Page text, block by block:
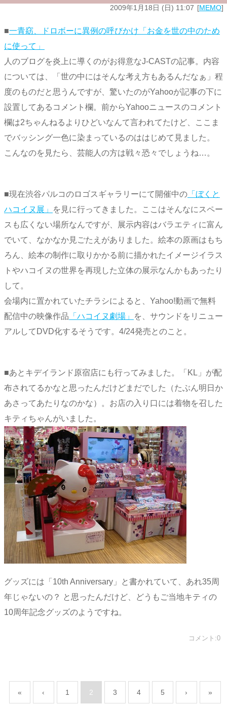
2009年1月18日 (日) 11:07 MEMO
■一青窈、ドロボーに異例の呼びかけ「お金を世の中のため
に使って」
人のブログを炎上に導くのがお得意なJ-CASTの記事。内容
については、「世の中にはそんな考え方もあるんだなぁ」程
度のものだと思うんですが、驚いたのがYahooが記事の下に
設置してあるコメント欄。前からYahooニュースのコメント
欄は2ちゃんねるよりひどいなんて言われてたけど、ここま
でバッシング一色に染まっているのははじめて見ました。
こんなのを見たら、芸能人の方は戦々恐々でしょうね…。
■現在渋谷パルコのロゴスギャラリーにて開催中の 「ぼくと
ハコイヌ展」
を見に行ってきました。ここはそんなにスペー
スも広くない場所なんですが、展示内容はバラエティに富ん
でいて、なかなか見ごたえがありました。絵本の原画はもち
ろん、絵本の制作に取りかかる前に描かれたイメージイラス
トやハコイヌの世界を再現した立体の展示なんかもあったり
して。
会場内に置かれていたチラシによると、Yahoo!動画で無料
配信中の映像作品 「ハコイヌ劇場」
を、サウンドをリニュー
アルしてDVD化するそうです。4/24発売とのこと。
■あとキデイランド原宿店にも行ってみました。「KL」が配
布されてるかなと思ったんだけどまだでした（たぶん明日か
あさってあたりなのかな）。お店の入り口には着物を召した
キティちゃんがいました。
グッズには「10th Anniversary」と書かれていて、あれ35周
年じゃないの？ と思ったんだけど、どうもご当地キティの
10周年記念グッズのようですね。
コメント:0
« ‹ 1 2 3 4 5 › »